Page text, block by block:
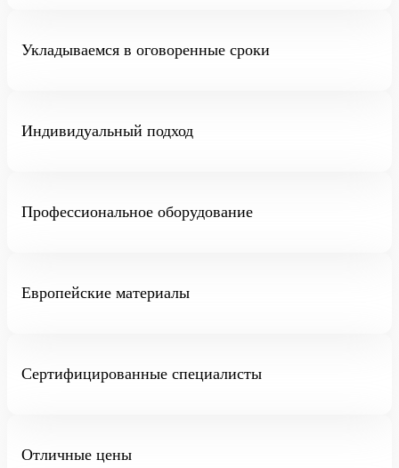
Укладываемся в оговоренные сроки
Индивидуальный подход
Профессиональное оборудование
Европейские материалы
Сертифицированные специалисты
Отличные цены